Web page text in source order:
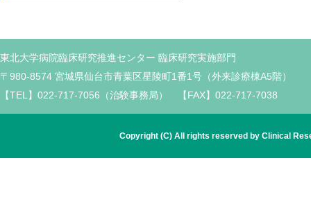
東北大学病院臨床研究推進センター 臨床研究実施部門
〒980-8574 宮城県仙台市青葉区星陵町1番1号（外来診療棟A5階）
【TEL】022-717-7056（治験事務局） 【FAX】022-717-7038
Copyright (C) All rights reserved by Clinical